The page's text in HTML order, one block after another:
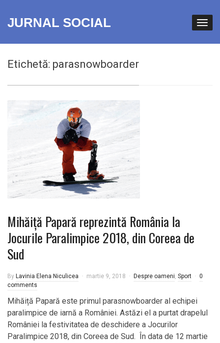
JURNAL SOCIAL
Etichetă: parasnowboarder
Mihăiță Papară reprezintă România la
Jocurile Paralimpice 2018, din Coreea de
Sud
By Lavinia Elena Niculicea martie 9, 2018 Despre oameni, Sport
0
comments
Mihăiță Papară este primul parasnowboarder al echipei
paralimpice de iarnă a României. Astăzi el a purtat drapelul
României la festivitatea de deschidere a Jocurilor
Paralimpice 2018, din Coreea de Sud. În data de 12 martie